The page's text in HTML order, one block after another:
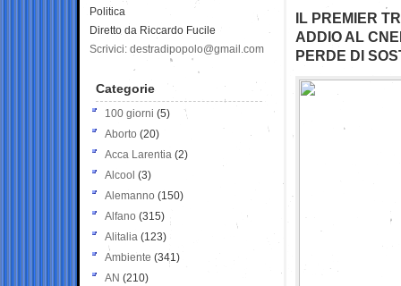
IL PREMIER
ADDIO AL
PERDE DI
Politica
Diretto da Riccardo Fucile
Scrivici: destradipopolo@gmail.com
Categorie
100 giorni (5)
Aborto (20)
Acca Larentia (2)
Alcool (3)
Alemanno (150)
Alfano (315)
Alitalia (123)
Ambiente (341)
AN (210)